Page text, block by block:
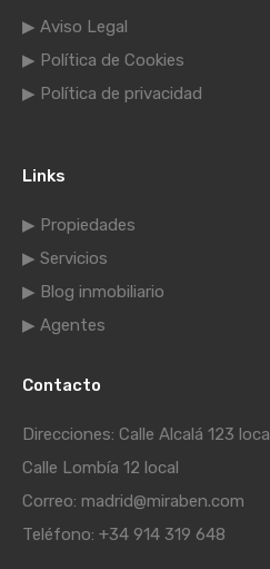
▶ Aviso Legal
▶ Política de Cookies
▶ Política de privacidad
Links
▶ Propiedades
▶ Servicios
▶ Blog inmobiliario
▶ Agentes
Contacto
Direcciones: Calle Alcalá 123 local
Calle Lombía 12 local
Correo: madrid@miraben.com
Teléfono: +34 914 319 648